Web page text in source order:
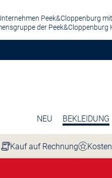
Peek&Cloppenburg
der Peek&Cloppenburg
NEU BEKLEIDUNG
Kauf auf Rechnung